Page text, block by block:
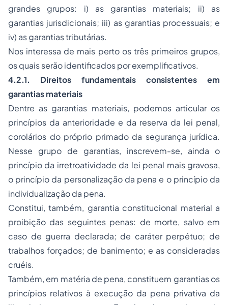
grandes grupos: i) as garantias materiais; ii) as
garantias jurisdicionais; iii) as garantias processuais; e
iv) as garantias tributárias.
Nos interessa de mais perto os três primeiros grupos,
os quais serão identificados por exemplificativos.
4.2.1. Direitos fundamentais consistentes em
garantias materiais
Dentre as garantias materiais, podemos articular os
princípios da anterioridade e da reserva da lei penal,
corolários do próprio primado da segurança jurídica.
Nesse grupo de garantias, inscrevem-se, ainda o
princípio da irretroatividade da lei penal mais gravosa,
o princípio da personalização da pena e o princípio da
individualização da pena.
Constitui, também, garantia constitucional material a
proibição das seguintes penas: de morte, salvo em
caso de guerra declarada; de caráter perpétuo; de
trabalhos forçados; de banimento; e as consideradas
cruéis.
Também, em matéria de pena, constituem garantias os
princípios relativos à execução da pena privativa da